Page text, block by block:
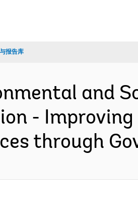
报告库
and
-
through